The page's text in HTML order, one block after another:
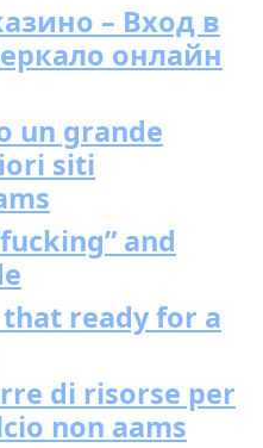
– Вход в
онлайн
un grande
siti
and
ready for a
di risorse per
non aams